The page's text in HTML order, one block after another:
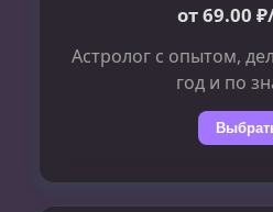
от 69.00
Астролог с опытом,
год и по